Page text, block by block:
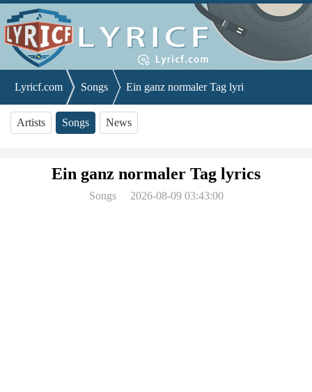
Lyricf.com Songs Ein ganz normaler Tag lyrics
Artists Songs News
Ein ganz normaler Tag lyrics
Songs 2026-08-09 03:43:00